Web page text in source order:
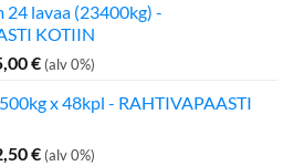
€.
on:
275,00 €.
24 lavaa (23400kg) -
KOTIIN
€Nykyinen
on:
(alv 0%)
x 48kpl - RAHTIVAPAASTI
€Nykyinen
(alv 0%)